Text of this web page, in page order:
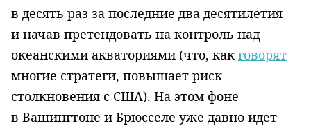
в десять раз за последние два десятилетия
и начав претендовать на контроль над
океанскими акваториями (что, как говорят
многие стратеги, повышает риск
столкновения с США). На этом фоне
в Вашингтоне и Брюсселе уже давно идет